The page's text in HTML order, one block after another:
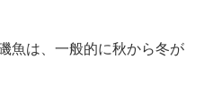
魚は、一般的に秋から冬が